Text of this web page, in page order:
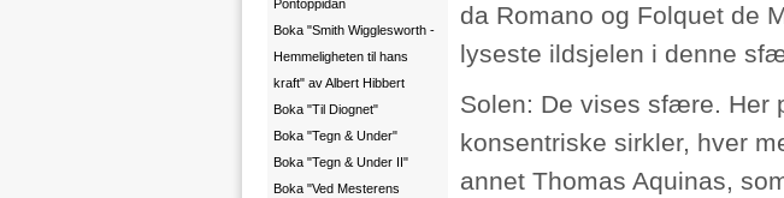
Pontoppidan
Boka "Smith Wigglesworth -
Hemmeligheten til hans
kraft" av Albert Hibbert
Boka "Til Diognet"
Boka "Tegn & Under"
Boka "Tegn & Under II"
Boka "Ved Mesterens
da Romano og Folquet de
lyseste ildsjelen i denne
Solen: De vises sfære. Her
konsentriske sirkler, hver
annet Thomas Aquinas,